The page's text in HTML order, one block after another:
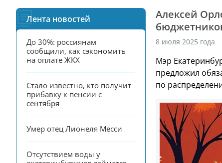
Лента новостей
До 30%: россиянам
сообщили, как сэкономить
на оплате ЖКХ
Стало известно, кто получит
прибавку к пенсии с
сентября
Умер отец Лионеля Месси
Отсутствием воды у
Алексей
8 июля 2025 года
Мэр
предложил
по